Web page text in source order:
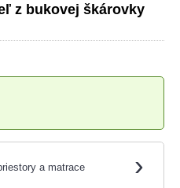
z bukovej škárovky
a matrace ›